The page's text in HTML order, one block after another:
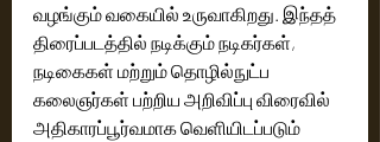
வழங்கும் வகையில் உருவாகிறது. இந்தத்
திரைப்படத்தில் நடிக்கும் நடிகர்கள்,
நடிகைகள் மற்றும் தொழில்நுட்ப
கலைஞர்கள் பற்றிய அறிவிப்பு விரைவில்
அதிகாரப்பூர்வமாக வெளியிடப்படும்